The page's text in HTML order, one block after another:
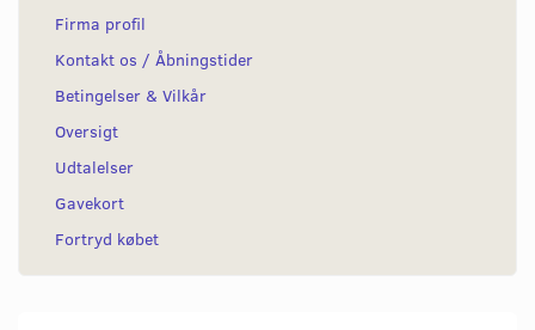
Firma profil
Kontakt os / Åbningstider
Betingelser & Vilkår
Oversigt
Udtalelser
Gavekort
Fortryd købet